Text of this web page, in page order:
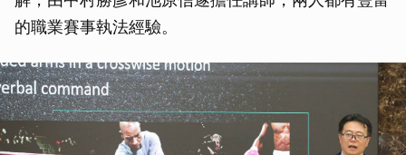
的職業賽事執法經驗。